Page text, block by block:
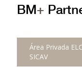
BM+
Área Privada
SICAV